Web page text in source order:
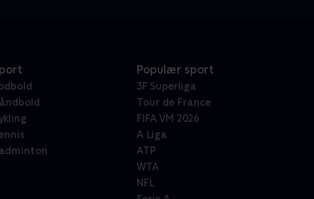
Populær sport
3F Superliga
Tour de France
FIFA VM 2026
A Liga
ATP
WTA
NFL